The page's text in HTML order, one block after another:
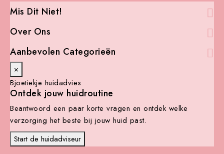
Mis Dit Niet!

Over Ons

Aanbevolen Categorieën

×
Bjoetiekje huidadvies
Ontdek jouw huidroutine
Beantwoord een paar korte vragen en ontdek welke
verzorging het beste bij jouw huid past.
Start de huidadviseur